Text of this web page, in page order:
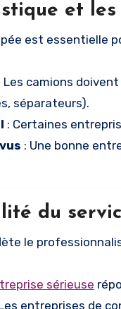
et les
est essentielle
Les camions
séparateurs).
: Certaines
: Une bonne
du
le
sérieuse
entreprises de